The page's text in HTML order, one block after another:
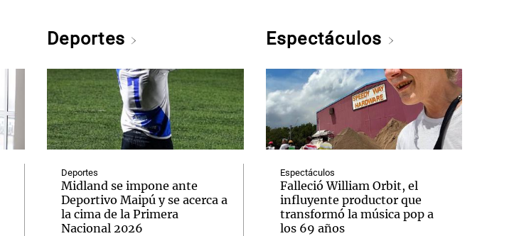
Deportes
Deportes
Midland se impone ante
Deportivo Maipú y se acerca a
la cima de la Primera
Nacional 2026
Espectáculos
Espectáculos
Falleció William Orbit, el
influyente productor que
transformó la música pop a
los 69 años